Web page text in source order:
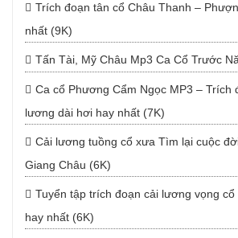
Trích đoạn tân cổ Châu Thanh –
nhất (9K)
Tấn Tài, Mỹ Châu Mp3 Ca Cổ Trước
Ca cổ Phương Cẩm Ngọc MP3 – Trích
lương dài hơi hay nhất (7K)
Cải lương tuồng cổ xưa Tìm lại cuộc
Giang Châu (6K)
Tuyển tập trích đoạn cải lương vọng
hay nhất (6K)